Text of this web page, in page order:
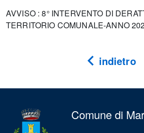
AVVISO : 8° INTERVENTO DI
TERRITORIO COMUNALE-ANNO
indietro
Comune di